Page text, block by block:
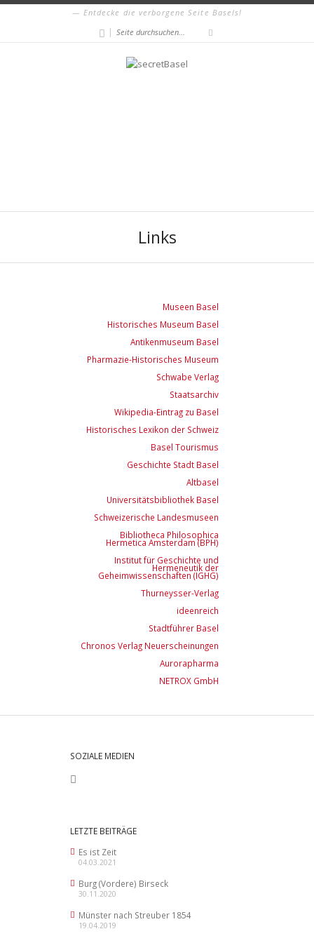
Entdecke die verborgene Seite Basels!
|
Links
Museen Basel
Historisches Museum Basel
Antikenmuseum Basel
Pharmazie-Historisches Museum
Schwabe Verlag
Staatsarchiv
Wikipedia-Eintrag zu Basel
Historisches Lexikon der Schweiz
Basel Tourismus
Geschichte Stadt Basel
Altbasel
Universitätsbibliothek Basel
Schweizerische Landesmuseen
Bibliotheca Philosophica
Hermetica Amsterdam (BPH)
Institut für Geschichte und
Hermeneutik der
Geheimwissenschaften (IGHG)
Thurneysser-Verlag
ideenreich
Stadtführer Basel
Chronos Verlag Neuerscheinungen
Aurorapharma
NETROX GmbH
SOZIALE MEDIEN
LETZTE BEITRÄGE
Es ist Zeit
04.03.2021
Burg (Vordere) Birseck
30.11.2020
Münster nach Streuber 1854
19.04.2019